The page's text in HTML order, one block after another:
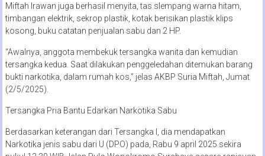
Miftah Irawan juga berhasil menyita, tas slempang warna hitam,
timbangan elektrik, sekrop plastik, kotak berisikan plastik klips
kosong, buku catatan penjualan sabu dan 2 HP.
“Awalnya, anggota membekuk tersangka wanita dan kemudian
tersangka kedua. Saat dilakukan penggeledahan ditemukan barang
bukti narkotika, dalam rumah kos,” jelas AKBP Suria Miftah, Jumat
(2/5/2025).
Tersangka Pria Bantu Edarkan Narkotika Sabu
Berdasarkan keterangan dari Tersangka I, dia mendapatkan
Narkotika jenis sabu dari U (DPO) pada, Rabu 9 april 2025 sekira